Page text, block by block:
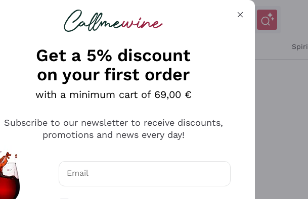
looking for
Get a 5% discount
on your first order
with a minimum cart of 69,00 €
Subscribe to our newsletter to receive discounts,
promotions and news every day!
Email